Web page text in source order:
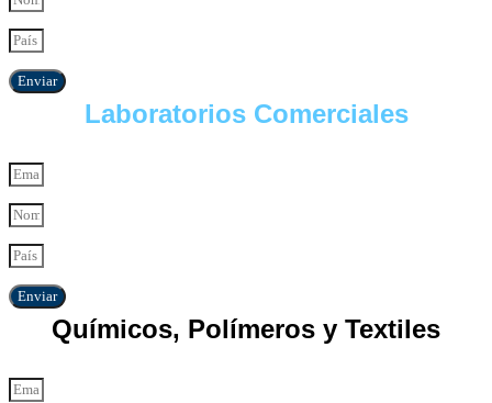
Enviar
Laboratorios Comerciales
Enviar
Químicos, Polímeros y Textiles